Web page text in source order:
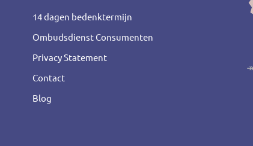
14 dagen bedenktermijn
Ombudsdienst Consumenten
Privacy Statement
Contact
Blog